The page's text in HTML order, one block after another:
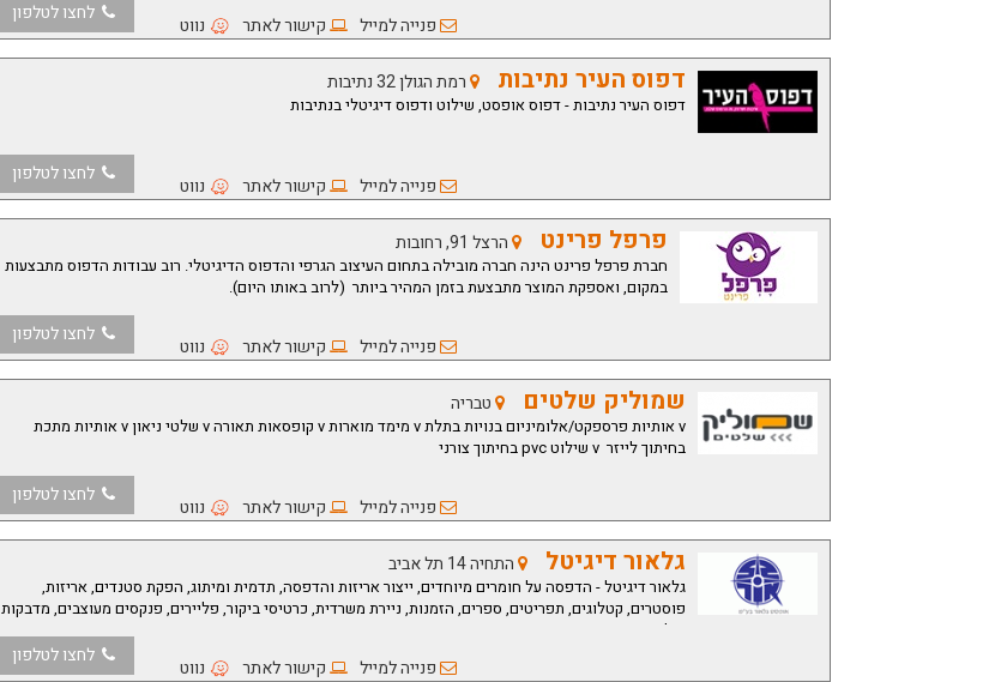
פנייה למייל קישור לאתר נווט
לחצו לטלפון
דפוס העיר נתיבות רמת הגולן 32 נתיבות
דפוס העיר נתיבות - דפוס אופסט, שילוט ודפוס דיגיטלי בנתיבות
פנייה למייל קישור לאתר נווט
לחצו לטלפון
פרפל פרינט הרצל 91, רחובות
חברת פרפל פרינט הינה חברה מובילה בתחום העיצוב הגרפי והדפוס הדיגיטלי. רוב עבודות הדפוס מתבצעות
במקום, ואספקת המוצר מתבצעת בזמן המהיר ביותר (לרוב באותו היום).
פנייה למייל קישור לאתר נווט
לחצו לטלפון
שמוליק שלטים טבריה
v אותיות פרספקט/אלומיניום בנויות בתלת v מימד מוארות v קופסאות תאורה v שלטי ניאון v אותיות מתכת
בחיתוך לייזר v שילוט pvc בחיתוך צורני
פנייה למייל קישור לאתר נווט
לחצו לטלפון
גלאור דיגיטל התחיה 14 תל אביב
גלאור דיגיטל - הדפסה על חומרים מיוחדים, ייצור אריזות והדפסה, תדמית ומיתוג, הפקת סטנדים, אריזות,
פוסטרים, קטלוגים, תפריטים, ספרים, הזמנות, ניירת משרדית, כרטיסי ביקור, פליירים, פנקסים מעוצבים, מדבקות
וכו'
פנייה למייל קישור לאתר נווט
לחצו לטלפון